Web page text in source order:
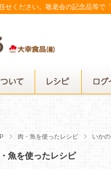
せください。敬老会の記念品等
肉・魚を使ったレシピ いか
魚を使ったレシピ